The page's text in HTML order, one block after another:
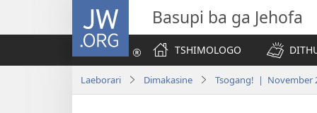
JW.ORG Basupi ba ga Jehofa
TSHIMOLOGO
Laeborari Dimakasine Tsogang! | November